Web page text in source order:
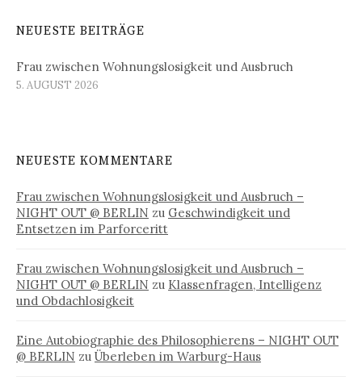
NEUESTE BEITRÄGE
Frau zwischen Wohnungslosigkeit und Ausbruch
5. AUGUST 2026
NEUESTE KOMMENTARE
Frau zwischen Wohnungslosigkeit und Ausbruch –
NIGHT OUT @ BERLIN zu Geschwindigkeit und
Entsetzen im Parforceritt
Frau zwischen Wohnungslosigkeit und Ausbruch –
NIGHT OUT @ BERLIN zu Klassenfragen, Intelligenz
und Obdachlosigkeit
Eine Autobiographie des Philosophierens – NIGHT OUT
@ BERLIN zu Überleben im Warburg-Haus